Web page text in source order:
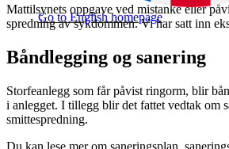
Go to English homepage
Mattilsynets oppgave ved mistanke eller
spredning av sykdommen. Vi har satt inn
Båndlegging og sanering
Storfeanlegg som får påvist ringorm, blir
i anlegget. I tillegg blir det fattet vedtak om
smittespredning.
Du kan lese mer om saneringsplan,